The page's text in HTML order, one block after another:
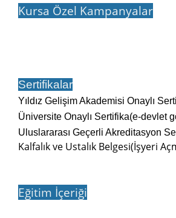
Kursa Özel Kampanyalar
Sertifikalar
Yıldız Gelişim Akademisi Onaylı
Üniversite Onaylı Sertifika(e-devlet
Uluslararası Geçerli Akreditasyon
Kalfalık ve Ustalık Belgesi(İşyeri
Eğitim İçeriği